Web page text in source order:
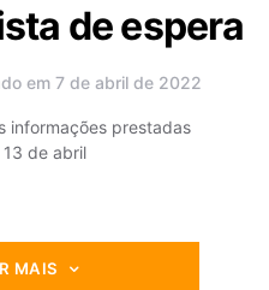
de espera
em 7 de abril de 2022
informações prestadas
de abril
MAIS